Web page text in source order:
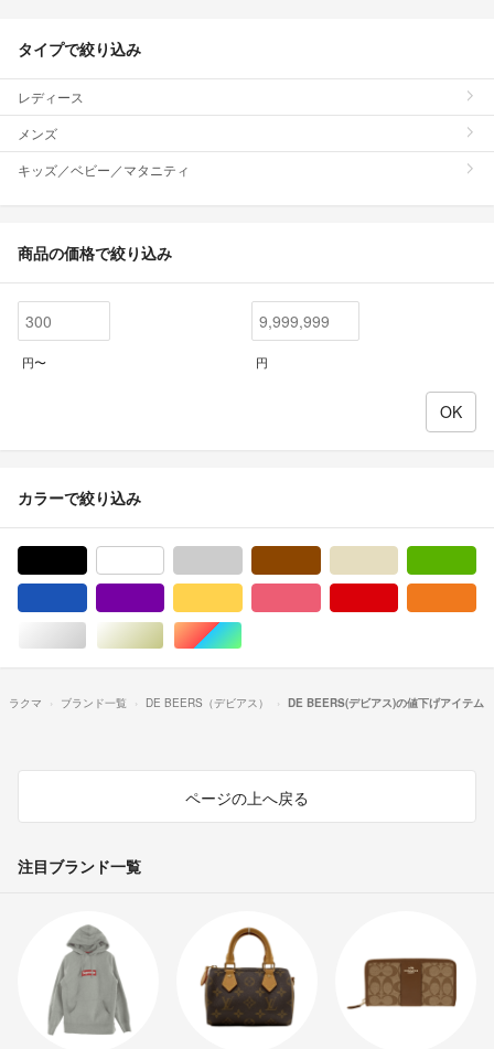
タイプで絞り込み
レディース
メンズ
キッズ／ベビー／マタニティ
商品の価格で絞り込み
円〜 円
カラーで絞り込み
シルバー/銀色系ゴールド/金色系マルチカラー
ラクマ ブランド一覧 DE BEERS（デビアス） DE BEERS(デビアス)の値下げアイテム
ページの上へ戻る
注目ブランド一覧